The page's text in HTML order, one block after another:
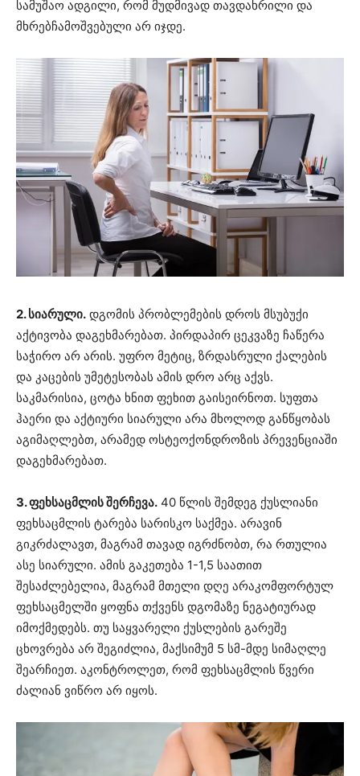
სამუშაო ადგილი, რომ მუდმივად თავდახრილი და
მხრებჩამოშვებული არ იჯდე.
2. სიარული. დგომის პრობლემების დროს მსუბუქი
აქტივობა დაგეხმარებათ. პირდაპირ ცეკვაზე ჩაწერა
საჭირო არ არის. უფრო მეტიც, ზრდასრული ქალების
და კაცების უმეტესობას ამის დრო არც აქვს.
საკმარისია, ცოტა ხნით ფეხით გაისეირნოთ. სუფთა
ჰაერი და აქტიური სიარული არა მხოლოდ განწყობას
აგიმაღლებთ, არამედ ოსტეოქონდროზის პრევენციაში
დაგეხმარებათ.
3. ფეხსაცმლის შერჩევა. 40 წლის შემდეგ ქუსლიანი
ფეხსაცმლის ტარება სარისკო საქმეა. არავინ
გიკრძალავთ, მაგრამ თავად იგრძნობთ, რა რთულია
ასე სიარული. ამის გაკეთება 1-1,5 საათით
შესაძლებელია, მაგრამ მთელი დღე არაკომფორტულ
ფეხსაცმელში ყოფნა თქვენს დგომაზე ნეგატიურად
იმოქმედებს. თუ საყვარელი ქუსლების გარეშე
ცხოვრება არ შეგიძლია, მაქსიმუმ 5 სმ-მდე სიმაღლე
შეარჩიეთ. აკონტროლეთ, რომ ფეხსაცმლის წვერი
ძალიან ვიწრო არ იყოს.